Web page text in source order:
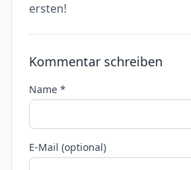
ersten!
Kommentar schreiben
Name *
E-Mail (optional)